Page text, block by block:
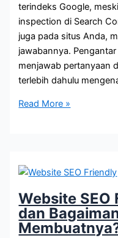
terindeks Google,
inspection di Search
juga pada situs Anda,
jawabannya.
menjawab pertanyaan
terlebih dahulu
Konten
Read More »
Website SEO
dan